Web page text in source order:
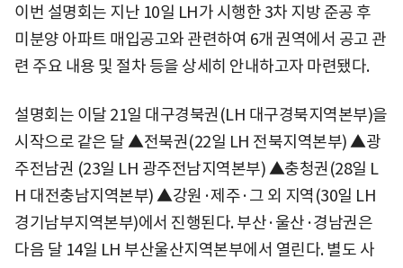
이번 설명회는 지난 10일 LH가 시행한 3차 지방 준공 후
미분양 아파트 매입공고와 관련하여 6개 권역에서 공고 관
련 주요 내용 및 절차 등을 상세히 안내하고자 마련됐다.
설명회는 이달 21일 대구경북권(LH 대구경북지역본부)을
시작으로 같은 달 ▲전북권(22일 LH 전북지역본부) ▲광
주전남권 (23일 LH 광주전남지역본부) ▲충청권(28일 L
H 대전충남지역본부) ▲강원·제주·그 외 지역(30일 LH
경기남부지역본부)에서 진행된다. 부산·울산·경남권은
다음 달 14일 LH 부산울산지역본부에서 열린다. 별도 사